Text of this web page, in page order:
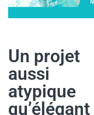
Un projet
aussi
atypique
qu’élégant